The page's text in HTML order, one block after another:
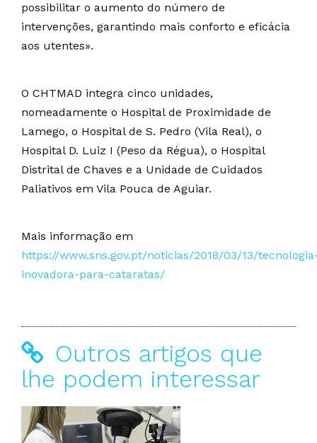
possibilitar o aumento do número de
intervenções, garantindo mais conforto e eficácia
aos utentes».
O CHTMAD integra cinco unidades,
nomeadamente o Hospital de Proximidade de
Lamego, o Hospital de S. Pedro (Vila Real), o
Hospital D. Luiz I (Peso da Régua), o Hospital
Distrital de Chaves e a Unidade de Cuidados
Paliativos em Vila Pouca de Aguiar.
Mais informação em
https://www.sns.gov.pt/noticias/2018/03/13/
inovadora-para-cataratas/
Outros artigos que
lhe podem interessar